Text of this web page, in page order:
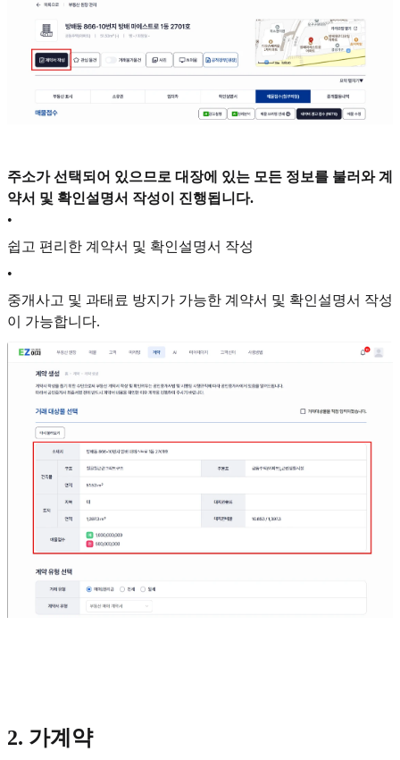
주소가 선택되어 있으므로 대장에 있는 모든 정보를 불러와 계
약서 및 확인설명서 작성이 진행됩니다.
•
쉽고 편리한 계약서 및 확인설명서 작성
•
중개사고 및 과태료 방지가 가능한 계약서 및 확인설명서 작성
이 가능합니다.
2. 가계약